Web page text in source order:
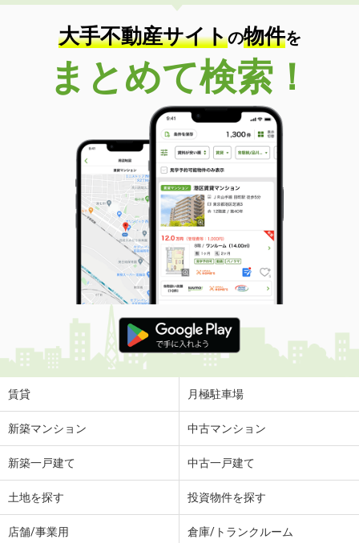
大手不動産サイトの物件を
まとめて検索！
賃貸 月極駐車場
新築マンション 中古マンション
新築一戸建て 中古一戸建て
土地を探す 投資物件を探す
店舗/事業用 倉庫/トランクルーム